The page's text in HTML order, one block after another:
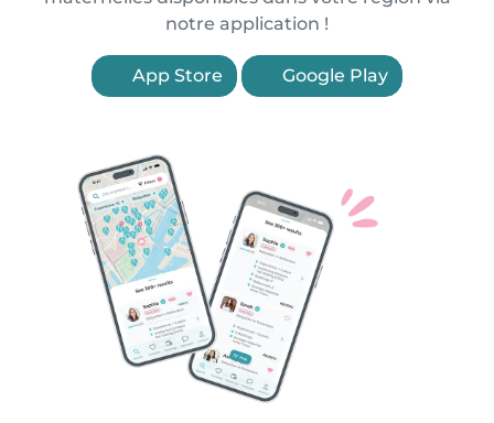
notre application !
App Store Google Play